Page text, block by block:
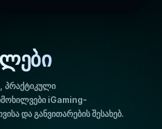
პრაქტიკული
iGaming-
და განვითარების შესახებ.